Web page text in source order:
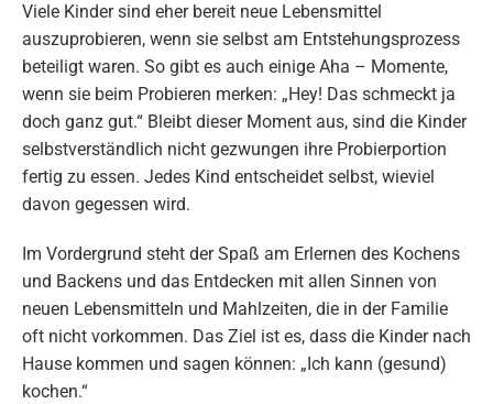
Viele Kinder sind eher bereit neue Lebensmittel
auszuprobieren, wenn sie selbst am Entstehungsprozess
beteiligt waren. So gibt es auch einige Aha – Momente,
wenn sie beim Probieren merken: „Hey! Das schmeckt ja
doch ganz gut.“ Bleibt dieser Moment aus, sind die Kinder
selbstverständlich nicht gezwungen ihre Probierportion
fertig zu essen. Jedes Kind entscheidet selbst, wieviel
davon gegessen wird.
Im Vordergrund steht der Spaß am Erlernen des Kochens
und Backens und das Entdecken mit allen Sinnen von
neuen Lebensmitteln und Mahlzeiten, die in der Familie
oft nicht vorkommen. Das Ziel ist es, dass die Kinder nach
Hause kommen und sagen können: „Ich kann (gesund)
kochen.“